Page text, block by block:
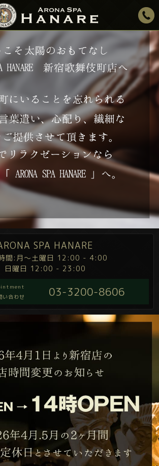
SPA HANARE
間:月～土曜日 12:00 - 4:00
日曜日 12:00 - 23:00
い合わせ
03-3200-8606